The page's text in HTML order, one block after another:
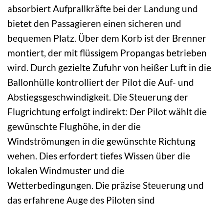
absorbiert Aufprallkräfte bei der Landung und
bietet den Passagieren einen sicheren und
bequemen Platz. Über dem Korb ist der Brenner
montiert, der mit flüssigem Propangas betrieben
wird. Durch gezielte Zufuhr von heißer Luft in die
Ballonhülle kontrolliert der Pilot die Auf- und
Abstiegsgeschwindigkeit. Die Steuerung der
Flugrichtung erfolgt indirekt: Der Pilot wählt die
gewünschte Flughöhe, in der die
Windströmungen in die gewünschte Richtung
wehen. Dies erfordert tiefes Wissen über die
lokalen Windmuster und die
Wetterbedingungen. Die präzise Steuerung und
das erfahrene Auge des Piloten sind